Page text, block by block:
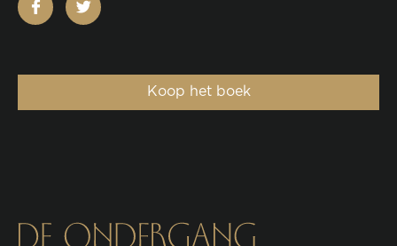
Koop het boek